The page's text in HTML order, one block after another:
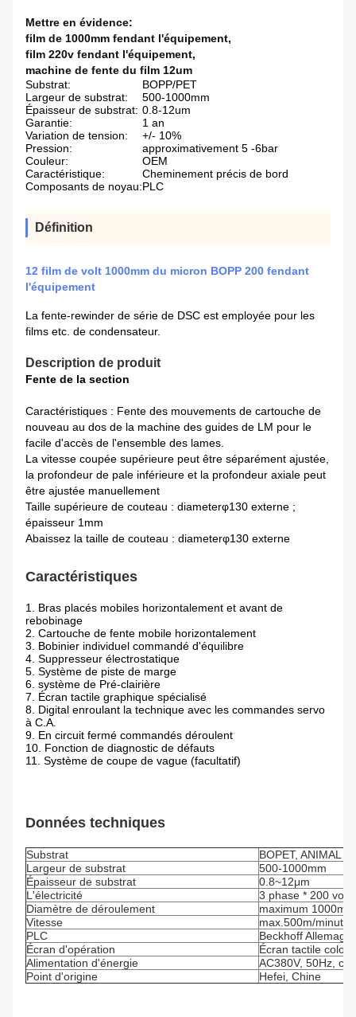
Mettre en évidence:
film de 1000mm fendant l'équipement,
film 220v fendant l'équipement,
machine de fente du film 12um
Substrat:
BOPP/PET
Largeur de substrat:
500-1000mm
Épaisseur de substrat: 0.8-12um
Garantie:
1 an
Variation de tension:
+/- 10%
Pression:
approximativement 5 -6bar
Couleur:
OEM
Caractéristique:
Cheminement précis de bord
Composants de noyau:PLC
Définition
12 film de volt 1000mm du micron BOPP 200 fendant
l'équipement
La fente-rewinder de série de DSC est employée pour les
films etc. de condensateur.
Description de produit
Fente de la section
Caractéristiques : Fente des mouvements de cartouche de
nouveau au dos de la machine des guides de LM pour le
facile d'accès de l'ensemble des lames.
La vitesse coupée supérieure peut être séparément ajustée,
la profondeur de pale inférieure et la profondeur axiale peut
être ajustée manuellement
Taille supérieure de couteau : diameterφ130 externe ;
épaisseur 1mm
Abaissez la taille de couteau : diameterφ130 externe
Caractéristiques
1. Bras placés mobiles horizontalement et avant de
rebobinage
2. Cartouche de fente mobile horizontalement
3. Bobinier individuel commandé d'équilibre
4. Suppresseur électrostatique
5. Système de piste de marge
6. système de Pré-clairière
7. Écran tactile graphique spécialisé
8. Digital enroulant la technique avec les commandes servo
à C.A.
9. En circuit fermé commandés déroulent
10. Fonction de diagnostic de défauts
11. Système de coupe de vague (facultatif)
Données techniques
Substrat
BOPET, ANIMAL
Largeur de substrat
500-1000mm
Épaisseur de substrat
0.8~12μm
L'électricité
3 phase * 200
Diamètre de déroulement
maximum 1000mm
Vitesse
max.500m/minute
PLC
Beckhoff
Écran d'opération
Écran tactile
Alimentation d'énergie
AC380V, 50Hz,
Point d'origine
Hefei, Chine